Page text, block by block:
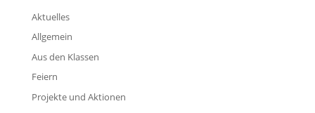
Aktuelles
Allgemein
Aus den Klassen
Feiern
Projekte und Aktionen